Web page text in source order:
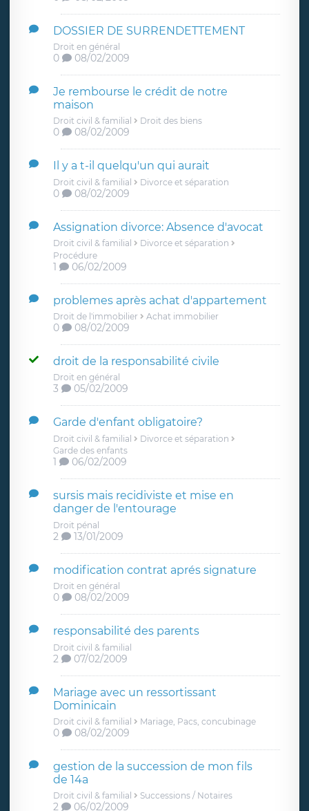
DOSSIER DE SURRENDETTEMENT
Droit en général
0 08/02/2009
Je rembourse le crédit de notre
maison
Droit civil & familial Droit des biens
0 08/02/2009
Il y a t-il quelqu'un qui aurait
Droit civil & familial Divorce et séparation
0 08/02/2009
Assignation divorce: Absence d'avocat
Droit civil & familial
Divorce et séparation
Procédure
1 06/02/2009
problemes après achat d'appartement
Droit de l'immobilier Achat immobilier
0 08/02/2009
droit de la responsabilité civile
Droit en général
3 05/02/2009
Garde d'enfant obligatoire?
Droit civil & familial
Divorce et séparation
Garde des enfants
1 06/02/2009
sursis mais recidiviste et mise en
danger de l'entourage
Droit pénal
2 13/01/2009
modification contrat aprés signature
Droit en général
0 08/02/2009
responsabilité des parents
Droit civil & familial
2 07/02/2009
Mariage avec un ressortissant
Dominicain
Droit civil & familial Mariage, Pacs, concubinage
0 08/02/2009
gestion de la succession de mon fils
de 14a
Droit civil & familial Successions / Notaires
2 06/02/2009